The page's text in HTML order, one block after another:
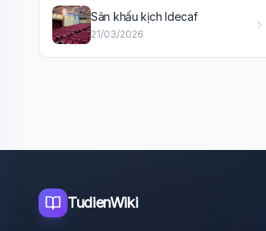
Sân khấu kịch Idecaf
21/03/2026
TudienWiki